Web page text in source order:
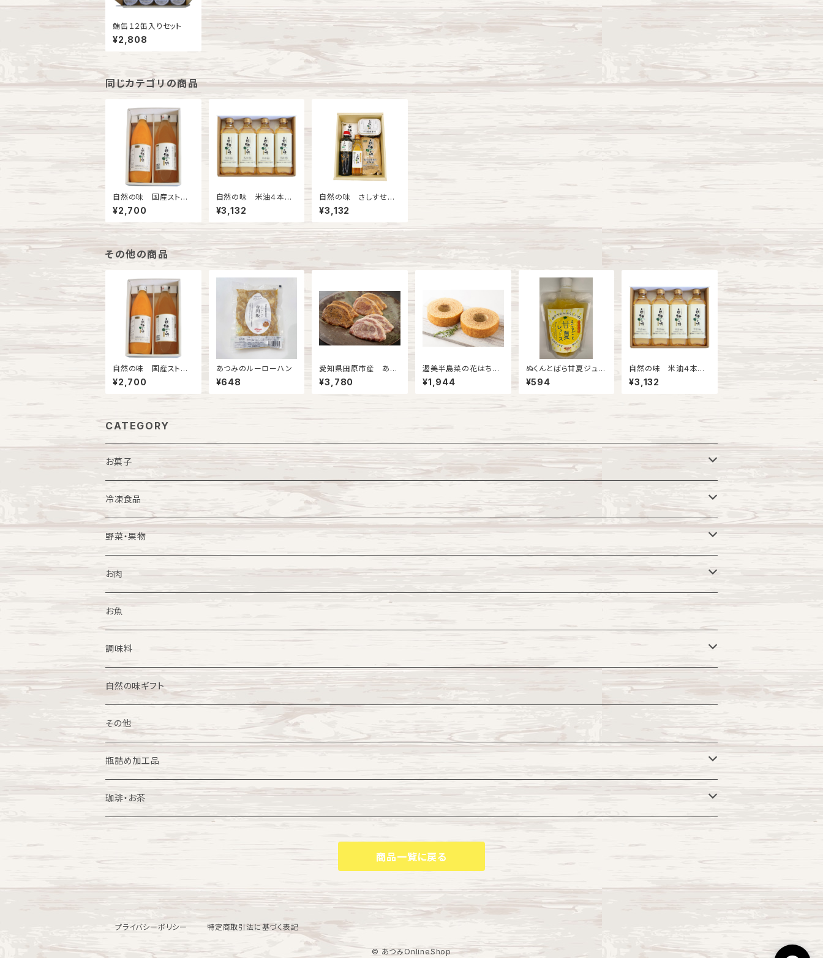
鮪缶１２缶入りセット
¥2,808
同じカテゴリの商品
自然の味 国産ストレ
ートジュース2本セット
¥2,700
自然の味 米油４本セ
ット
¥3,132
自然の味 さしすせそ
セット
¥3,132
その他の商品
自然の味 国産ストレ
ートジュース2本セット
¥2,700
あつみのルーローハン
¥648
愛知県田原市産 あつ
みポーク漬け豚セット
¥3,780
渥美半島菜の花はちみ
つバウムクーヘン 約2
30g 1カット
¥1,944
ぬくんとばら甘夏ジュー
ス
¥594
自然の味 米油４本セ
ット
¥3,132
CATEGORY
お菓子
一般菓子
スイーツ
焼き菓子
冷凍スイーツ
冷凍食品
福豚商品各種
ごはんにかけるだけシリーズ
和食惣菜
中華惣菜
餃子
小籠包
中華まん
洋食惣菜
その他
野菜・果物
果物
野菜
農産加工品
花
ギフト
お肉
牛肉
豚肉
鶏肉
畜産加工品
お魚
調味料
カレーの素
自然の味ギフト
その他
瓶詰め加工品
はちみつ
珈琲・お茶
商品一覧に戻る
プライバシーポリシー 特定商取引法に基づく表記
© あつみOnlineShop